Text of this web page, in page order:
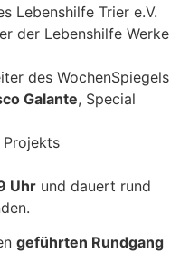
Lebenshilfe Trier e.V.
der Lebenshilfe Werke
des WochenSpiegels
Galante, Special
Projekts
Uhr und dauert rund
geführten Rundgang